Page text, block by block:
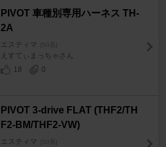
PIVOT 車種別専用ハーネス TH-
2A
エスティマ [50系]
えすてぃまっちゃさん
18
0
PIVOT 3-drive FLAT (THF2/TH
F2-BM/THF2-VW)
エスティマ [50系]